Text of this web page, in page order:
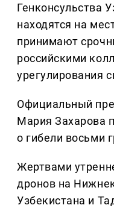
Генконсульства
находятся на
принимают
российскими
урегулирования
Официальный
Мария Захарова
о гибели восьми
Жертвами
дронов на
Узбекистана и